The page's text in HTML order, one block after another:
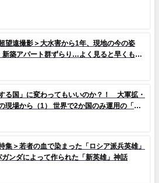
望遠撮影＞大水害から1年、現地の今の姿
新築アパート群ずらり…よく見ると早くもタ
する国」に変わってもいいのか？！ 大軍拡・
現場から（1） 世界で2か国のみ運用の「欠
集＞若者の血で染まった「ロシア派兵英雄」
ガンダによって作られた「新英雄」神話